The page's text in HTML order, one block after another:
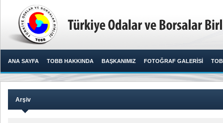
ANA SAYFA TOBB HAKKINDA BAŞKANIMIZ FOTOĞRAF GALERİSİ
Arşiv